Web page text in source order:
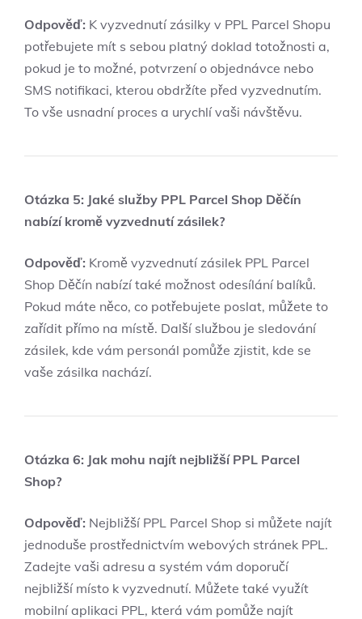
Odpověď: K vyzvednutí zásilky v PPL Parcel Shopu
potřebujete mít s sebou platný doklad totožnosti a,
pokud je to možné, potvrzení o objednávce nebo
SMS notifikaci, kterou obdržíte před vyzvednutím.
To vše usnadní proces a urychlí vaši návštěvu.
Otázka 5: Jaké služby PPL Parcel Shop Děčín
nabízí kromě vyzvednutí zásilek?
Odpověď: Kromě vyzvednutí zásilek PPL Parcel
Shop Děčín nabízí také možnost odesílání balíků.
Pokud máte něco, co potřebujete poslat, můžete to
zařídit přímo na místě. Další službou je sledování
zásilek, kde vám personál pomůže zjistit, kde se
vaše zásilka nachází.
Otázka 6: Jak mohu najít nejbližší PPL Parcel
Shop?
Odpověď: Nejbližší PPL Parcel Shop si můžete najít
jednoduše prostřednictvím webových stránek PPL.
Zadejte vaši adresu a systém vám doporučí
nejbližší místo k vyzvednutí. Můžete také využít
mobilní aplikaci PPL, která vám pomůže najít